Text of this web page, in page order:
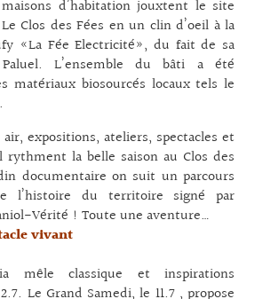
d’habitation jouxtent le site
Clos des Fées en un clin d’oeil à la
«La Fée Electricité», du fait de sa
L’ensemble du bâti a été
matériaux biosourcés locaux tels le
expositions, ateliers, spectacles et
la belle saison au Clos des
documentaire on suit un parcours
l’histoire du territoire signé par
Vérité ! Toute une aventure…
vivant
mêle classique et inspirations
Le Grand Samedi, le 11.7, propose